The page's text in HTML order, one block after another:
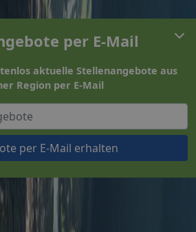
per E-Mail
aktuelle Stellenangebote aus
Region per E-Mail
per E-Mail erhalten